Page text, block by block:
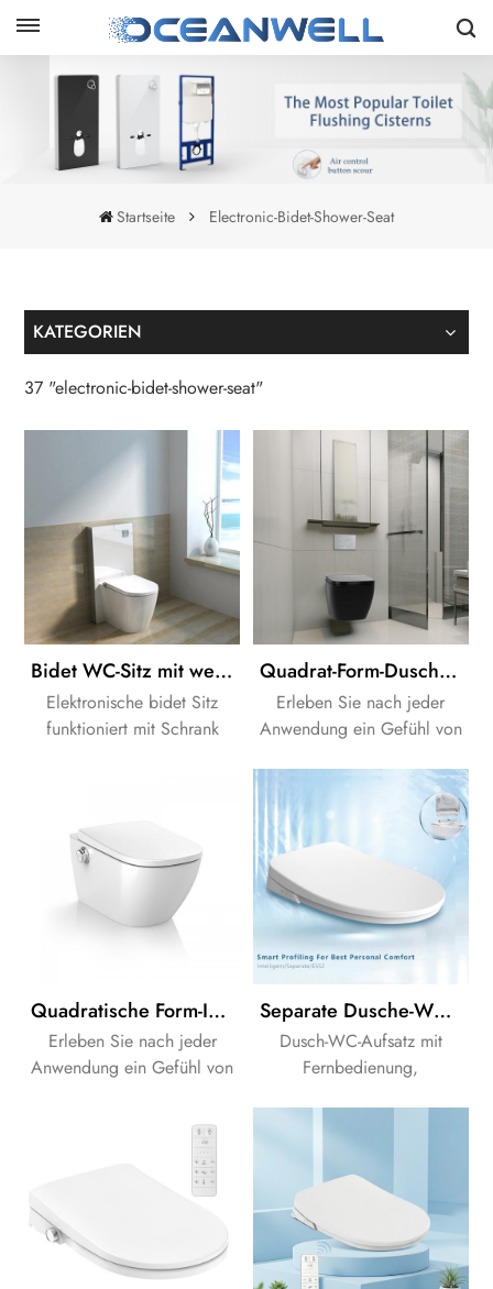
Startseite Electronic-Bidet-Shower-Seat
KATEGORIEN
37 "electronic-bidet-shower-seat"
Bidet WC-Sitz mit weißer Farbe Gehäuse Zisterne
Elektronische bidet Sitz
funktioniert mit Schrank
Quadrat-Form-Dusche-WC-Intelligente bidet Sitz
Erleben Sie nach jeder
Anwendung ein Gefühl von
frische.Auch dieser Vorgang
ist effizienter und gesünder
als die Reinigung mit WC-
Quadratische Form-Intelligenter Dusch-WC Bidet Sitz
Erleben Sie nach jeder
Anwendung ein Gefühl von
frische.Auch dieser Vorgang
ist effizienter und gesünder
als die Reinigung mit WC-
Separate Dusche-WC-Anlage, elektronische bidet Sitz
Dusch-WC-Aufsatz mit
Fernbedienung,